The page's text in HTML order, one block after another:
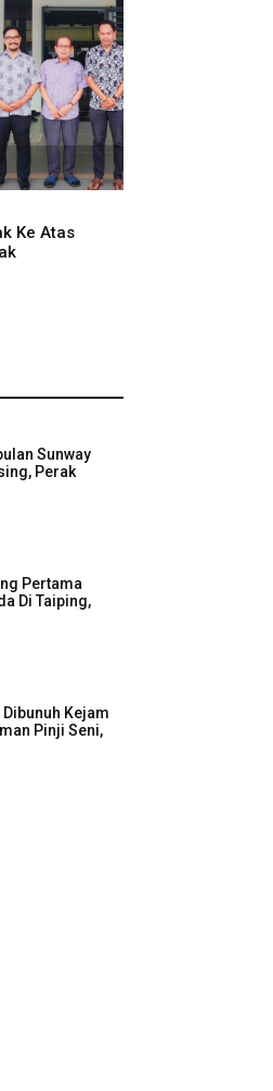
Ke Atas
Sunway
Perak
Pertama
Di Taiping,
Kejam
Pinji Seni,